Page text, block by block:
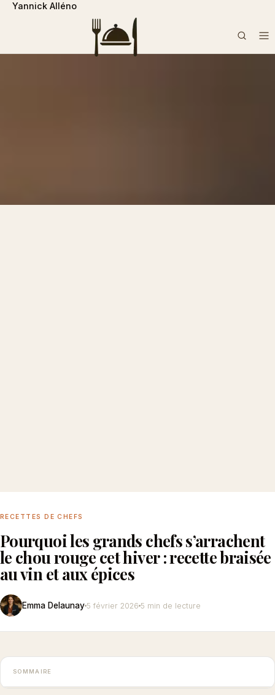
```php
Yannick Alléno
RECETTES DE CHEFS
Pourquoi les grands chefs s’arrachent
le chou rouge cet hiver : recette braisée
au vin et aux épices
Emma Delaunay 5 février 2026 5 min de lecture
SOMMAIRE